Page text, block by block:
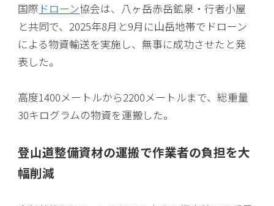
国際 ドローン協会は、八ヶ岳赤岳鉱泉・行者小屋
と共同で、2025年8月と9月に山岳地帯でドローン
による物資輸送を実施し、無事に成功させたと発
表した。
高度1400メートルから2200メートルまで、総重量
30キログラムの物資を運搬した。
登山道整備資材の運搬で作業者の負担を大
幅削減